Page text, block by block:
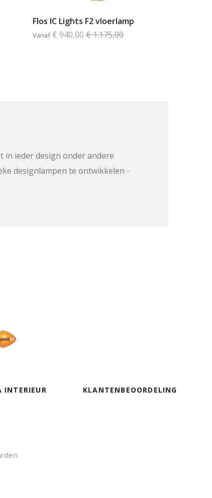
Flos IC Lights F2 vloerlamp
Vanaf € 940,00 € 1.175,00
in ieder design onder andere
designlampen te ontwikkelen -
INTERIEUR KLANTENBEOORDELING